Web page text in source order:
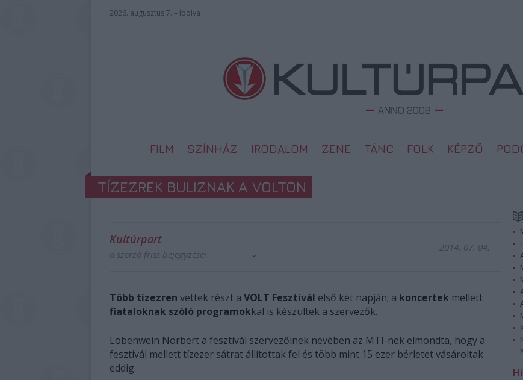
2026. augusztus 7. – Ibolya
FILM SZÍNHÁZ IRODALOM ZENE TÁNC FOLK KÉPZŐ
TÍZEZREK BULIZNAK A VOLTON
Kultúrpart
a szerző friss bejegyzései
2014. 07. 04.
Több tízezren vettek részt a VOLT Fesztivál első két napján; a koncertek mellett
fiataloknak szóló programokkal is készültek a szervezők.
Lobenwein Norbert a fesztivál szervezőinek nevében az MTI-nek elmondta, hogy a
fesztivál mellett tízezer sátrat állítottak fel és több mint 15 ezer bérletet vásároltak
eddig.